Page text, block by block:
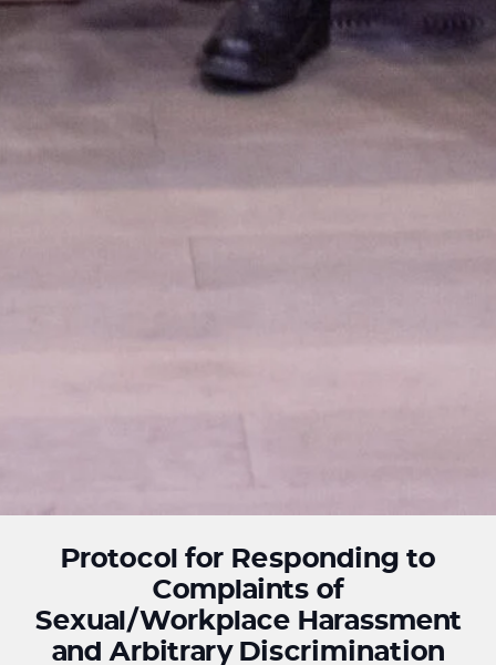
Protocol for Responding to
Complaints of
Sexual/Workplace Harassment
and Arbitrary Discrimination